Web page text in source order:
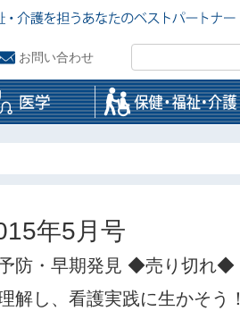
お問い合わせ
年5月号
防・早期発見 ◆売り切れ◆
解し、看護実践に生かそう！